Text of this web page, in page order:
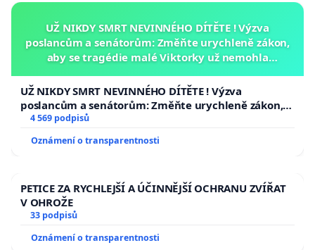
UŽ NIKDY SMRT NEVINNÉHO DÍTĚTE ! Výzva
poslancům a senátorům: Změňte urychleně zákon,
aby se tragédie malé Viktorky už nemohla
UŽ NIKDY SMRT NEVINNÉHO DÍTĚTE ! Výzva
poslancům a senátorům: Změňte urychleně zákon,
aby se tragédie malé Viktorky už nemohla opakovat!
4 569 podpisů
Oznámení o transparentnosti
PETICE ZA RYCHLEJŠÍ A ÚČINNĚJŠÍ OCHRANU ZVÍŘAT
V OHROŽE
33 podpisů
Oznámení o transparentnosti